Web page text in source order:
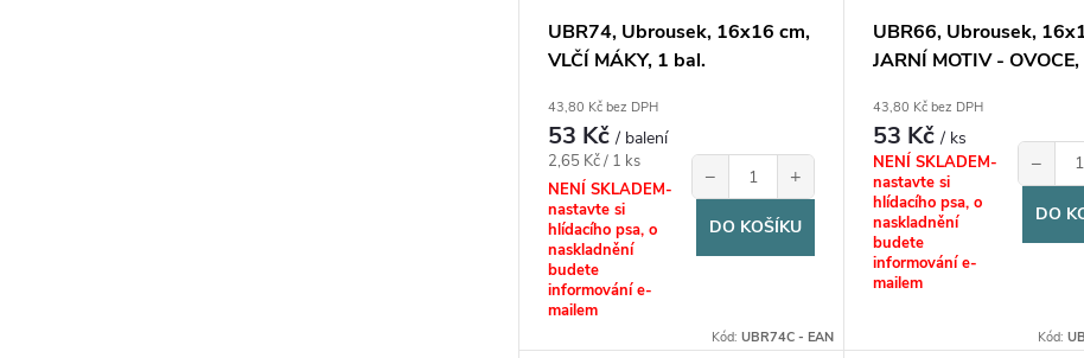
UBR74, Ubrousek, 16x16 cm,
VLČÍ MÁKY, 1 bal.
43,80 Kč bez DPH
53 Kč/ balení
Měrná
cena:
2,65 Kč / 1 ks
NENÍ SKLADEM-
nastavte si
hlídacího psa, o
naskladnění
budete
informování e-
mailem
− +
DO KOŠÍKU
Kód:UBR74C - EAN
UBR66, Ubrousek,
JARNÍ MOTIV -
43,80 Kč bez DPH
53 Kč/ ks
NENÍ SKLADEM-
nastavte si
hlídacího psa, o
naskladnění
budete
informování e-
mailem
−
DO
Kód: